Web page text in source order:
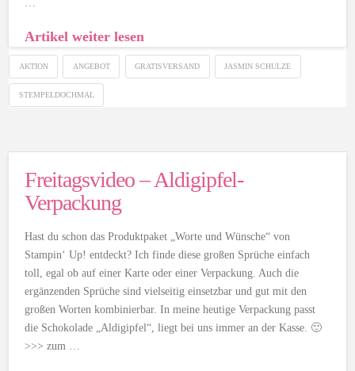
…
Artikel weiter lesen
AKTION ANGEBOT GRATISVERSAND JASMIN SCHULZE
STEMPELDOCHMAL
Freitagsvideo – Aldigipfel-
Verpackung
Hast du schon das Produktpaket „Worte und Wünsche“ von
Stampin‘ Up! entdeckt? Ich finde diese großen Sprüche einfach
toll, egal ob auf einer Karte oder einer Verpackung. Auch die
ergänzenden Sprüche sind vielseitig einsetzbar und gut mit den
großen Worten kombinierbar. In meine heutige Verpackung passt
die Schokolade „Aldigipfel“, liegt bei uns immer an der Kasse. 🙂
>>> zum …